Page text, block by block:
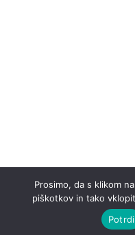
Prosimo, da s klikom
piškotkov in tako
Potrdi